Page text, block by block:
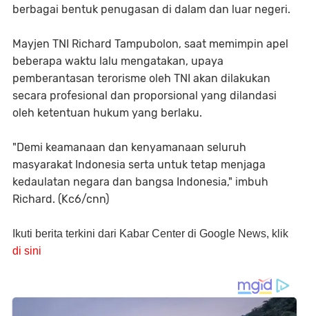
berbagai bentuk penugasan di dalam dan luar negeri.
Mayjen TNI Richard Tampubolon, saat memimpin apel
beberapa waktu lalu mengatakan, upaya
pemberantasan terorisme oleh TNI akan dilakukan
secara profesional dan proporsional yang dilandasi
oleh ketentuan hukum yang berlaku.
"Demi keamanaan dan kenyamanaan seluruh
masyarakat Indonesia serta untuk tetap menjaga
kedaulatan negara dan bangsa Indonesia," imbuh
Richard. (Kc6/cnn)
Ikuti berita terkini dari Kabar Center di Google News, klik
di sini